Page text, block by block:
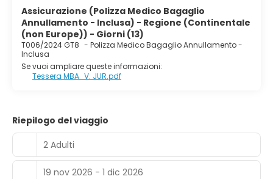
Assicurazione (Polizza Medico Bagaglio
Annullamento - Inclusa) - Regione (Continentale
(non Europe)) - Giorni (13)
T006/2024 GT8 - Polizza Medico Bagaglio Annullamento -
Inclusa
Se vuoi ampliare queste informazioni:
Tessera MBA_V. JUR.pdf
Riepilogo del viaggio
2 Adulti
19 nov 2026 - 1 dic 2026